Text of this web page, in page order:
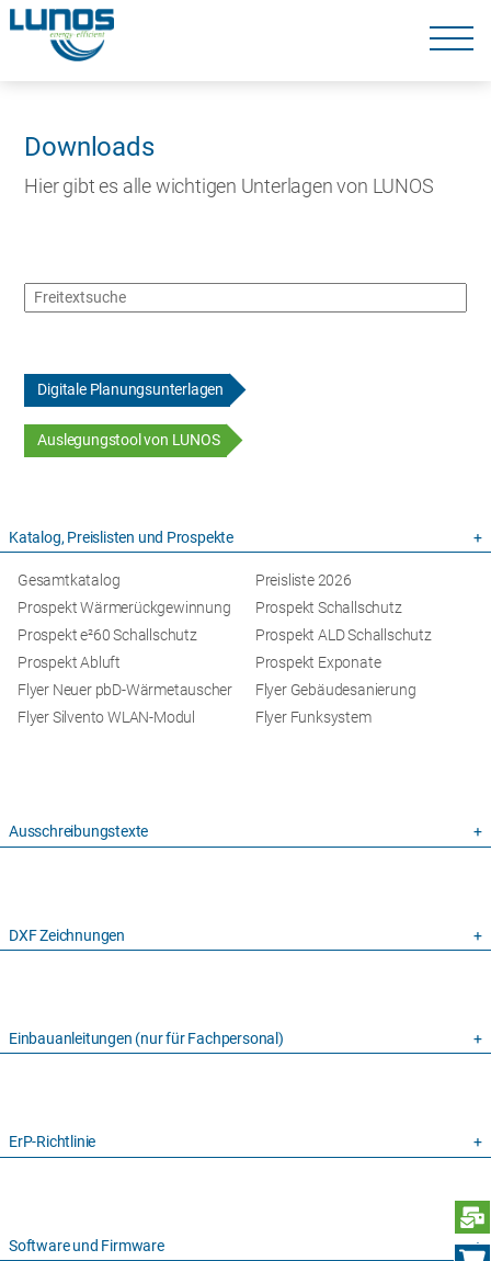
Navigation
überspringen
Navigation
Downloads
Hier gibt es alle wichtigen Unterlagen von LUNOS
Digitale Planungsunterlagen
Auslegungstool von LUNOS
Katalog, Preislisten und Prospekte
Gesamtkatalog
Preisliste 2026
Prospekt Wärmerückgewinnung
Prospekt Schallschutz
Prospekt e²60 Schallschutz
Prospekt ALD Schallschutz
Prospekt Abluft
Prospekt Exponate
Flyer Neuer pbD-Wärmetauscher
Flyer Gebäudesanierung
Flyer Silvento WLAN-Modul
Flyer Funksystem
Ausschreibungstexte
DXF Zeichnungen
Einbauanleitungen (nur für Fachpersonal)
ErP-Richtlinie
Software und Firmware